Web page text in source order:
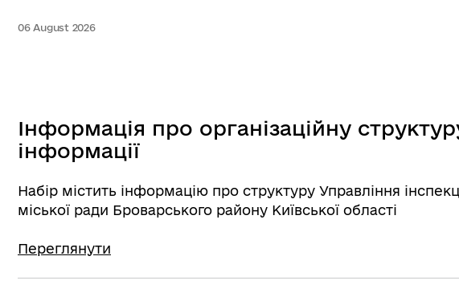
06 August 2026
Інформація про організаційну
інформації
Набір містить інформацію про структуру Управління
міської ради Броварського району Київської області
Переглянути